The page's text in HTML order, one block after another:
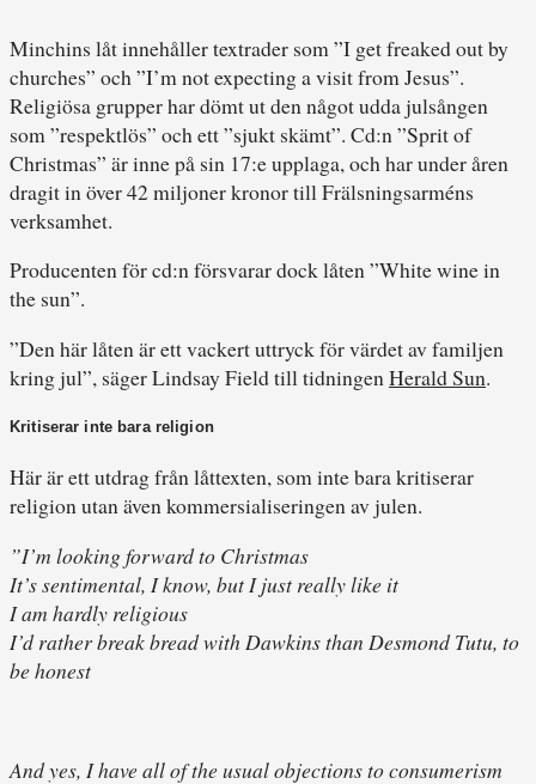
Minchins låt innehåller textrader som ”I get freaked out by
churches” och ”I’m not expecting a visit from Jesus”.
Religiösa grupper har dömt ut den något udda julsången
som ”respektlös” och ett ”sjukt skämt”. Cd:n ”Sprit of
Christmas” är inne på sin 17:e upplaga, och har under åren
dragit in över 42 miljoner kronor till Frälsningsarméns
verksamhet.
Producenten för cd:n försvarar dock låten ”White wine in
the sun”.
”Den här låten är ett vackert uttryck för värdet av familjen
kring jul”, säger Lindsay Field till tidningenHerald Sun.
Kritiserar inte bara religion
Här är ett utdrag från låttexten, som inte bara kritiserar
religion utan även kommersialiseringen av julen.
”I’m looking forward to Christmas
It’s sentimental, I know, but I just really like it
I am hardly religious
I’d rather break bread with Dawkins than Desmond Tutu, to
be honest
And yes, I have all of the usual objections to consumerism